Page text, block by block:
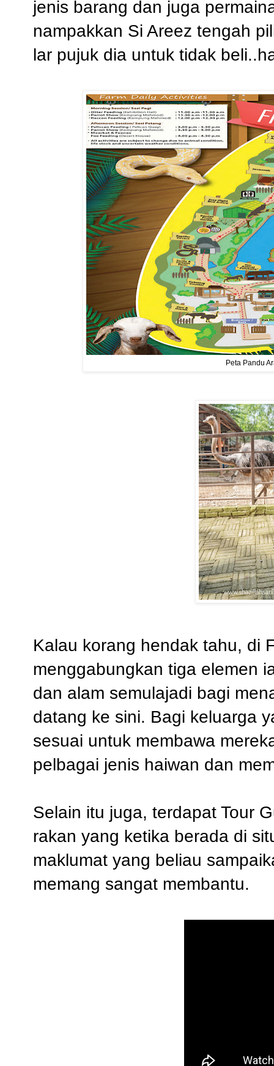
jenis barang dan juga
nampakkan Si Areez tengah
lar pujuk dia untuk tidak
Peta Pandu
Kalau korang hendak tahu, di
menggabungkan tiga elemen
dan alam semulajadi bagi
datang ke sini. Bagi keluarga
sesuai untuk membawa
pelbagai jenis haiwan dan
Selain itu juga, terdapat Tour
rakan yang ketika berada di
maklumat yang beliau
memang sangat membantu.